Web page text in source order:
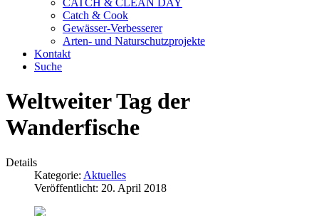
CATCH & CLEAN DAY
Catch & Cook
Gewässer-Verbesserer
Arten- und Naturschutzprojekte
Kontakt
Suche
Weltweiter Tag der
Wanderfische
Details
Kategorie: Aktuelles
Veröffentlicht: 20. April 2018